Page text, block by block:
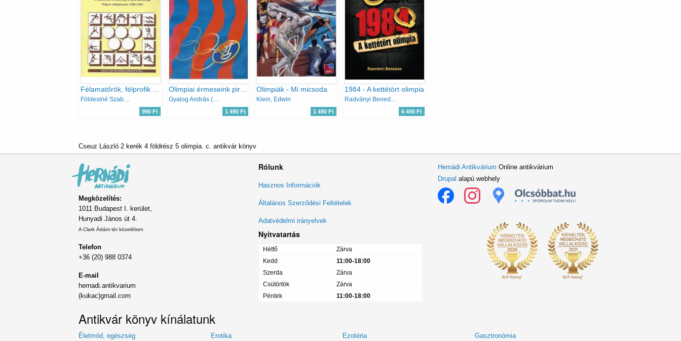
990 Ft
Olimpiai érmeseink piros-kékben
Gyalog András (szerk.)
1 490 Ft
Olimpiák - Mi micsoda
Klein, Edwin
1 490 Ft
1984 - A kettétört olimpia
6 490 Ft
Cseuz László 2 kerék 4 földrész 5 olimpia. c. antikvár könyv
Megközelítés:
1011 Budapest I. kerület,
Hunyadi János út 4.
A Clark Ádám tér közelében
Telefon
+36 (20) 988 0374
E-mail
hernadi.antikvarium
(kukac)gmail.com
Rólunk
Lábléc
menü
Hasznos Információk
Általános Szerződési Feltételek
Adatvédelmi irányelvek
Nyitvatartás
Hétfő
Zárva
Kedd
11:00-18:00
Szerda
Zárva
Csütörtök
Zárva
Péntek
11:00-18:00
Hernádi Antikvárium Online antikvárium
Drupal alapú webhely
Antikvár könyv kínálatunk
Életmód, egészség Erotika Ezotéria Gasztronómia